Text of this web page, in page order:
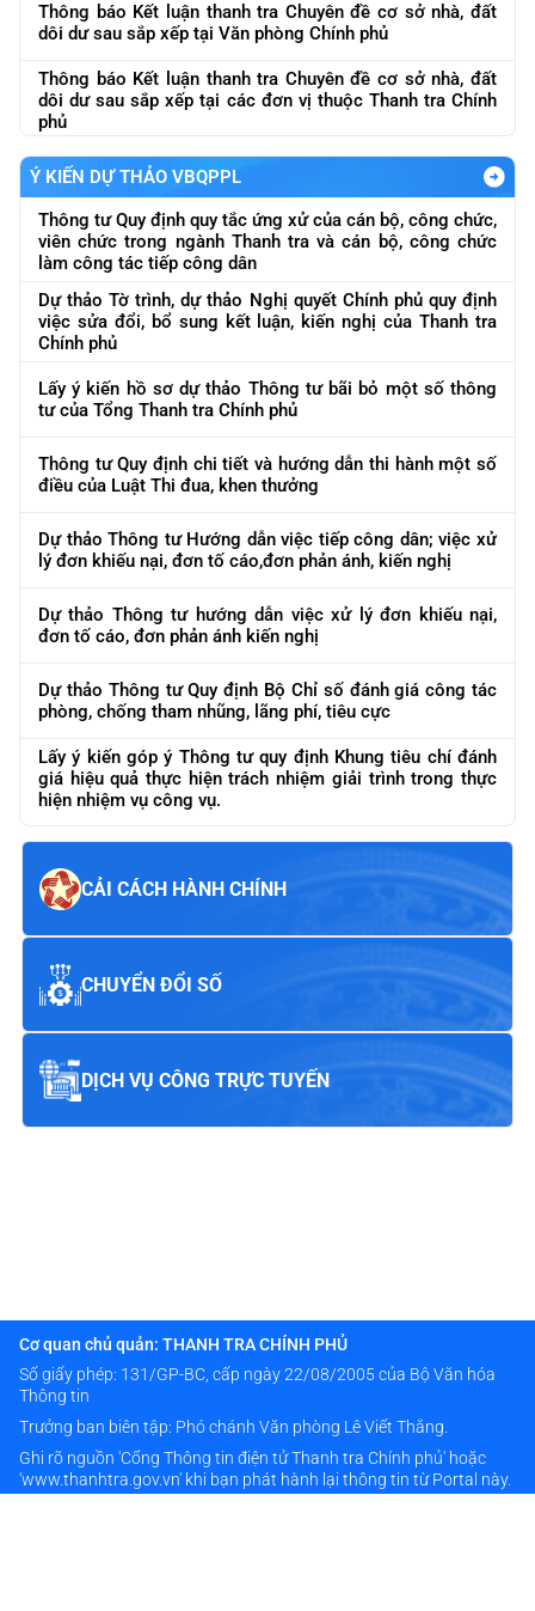
Thông báo Kết luận thanh tra Chuyên đề cơ sở nhà, đất
dôi dư sau sắp xếp tại Văn phòng Chính phủ
Thông báo Kết luận thanh tra Chuyên đề cơ sở nhà, đất
dôi dư sau sắp xếp tại các đơn vị thuộc Thanh tra Chính
phủ
Ý KIẾN DỰ THẢO VBQPPL
Thông tư Quy định quy tắc ứng xử của cán bộ, công chức,
viên chức trong ngành Thanh tra và cán bộ, công chức
làm công tác tiếp công dân
Dự thảo Tờ trình, dự thảo Nghị quyết Chính phủ quy định
việc sửa đổi, bổ sung kết luận, kiến nghị của Thanh tra
Chính phủ
Lấy ý kiến hồ sơ dự thảo Thông tư bãi bỏ một số thông
tư của Tổng Thanh tra Chính phủ
Thông tư Quy định chi tiết và hướng dẫn thi hành một số
điều của Luật Thi đua, khen thưởng
Dự thảo Thông tư Hướng dẫn việc tiếp công dân; việc xử
lý đơn khiếu nại, đơn tố cáo,đơn phản ánh, kiến nghị
Dự thảo Thông tư hướng dẫn việc xử lý đơn khiếu nại,
đơn tố cáo, đơn phản ánh kiến nghị
Dự thảo Thông tư Quy định Bộ Chỉ số đánh giá công tác
phòng, chống tham nhũng, lãng phí, tiêu cực
Lấy ý kiến góp ý Thông tư quy định Khung tiêu chí đánh
giá hiệu quả thực hiện trách nhiệm giải trình trong thực
hiện nhiệm vụ công vụ.
CẢI CÁCH HÀNH CHÍNH
CHUYỂN ĐỔI SỐ
DỊCH VỤ CÔNG TRỰC TUYẾN
Cơ quan chủ quản: THANH TRA CHÍNH PHỦ
Số giấy phép: 131/GP-BC, cấp ngày 22/08/2005 của Bộ Văn hóa
Thông tin
Trưởng ban biên tập: Phó chánh Văn phòng Lê Viết Thắng.
Ghi rõ nguồn 'Cổng Thông tin điện tử Thanh tra Chính phủ' hoặc
'www.thanhtra.gov.vn' khi bạn phát hành lại thông tin từ Portal này.